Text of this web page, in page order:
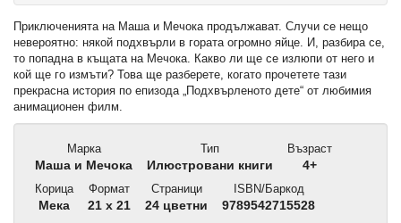
Приключенията на Маша и Мечока продължават. Случи се нещо
невероятно: някой подхвърли в гората огромно яйце. И, разбира се,
то попадна в къщата на Мечока. Какво ли ще се излюпи от него и
кой ще го измъти? Това ще разберете, когато прочетете тази
прекрасна история по епизода „Подхвърленото дете“ от любимия
анимационен филм.
Марка
Маша и Мечока
Тип
Илюстровани книги
Възраст
4+
Корица
Мека
Формат
21 x 21
Страници
24 цветни
ISBN/Баркод
9789542715528